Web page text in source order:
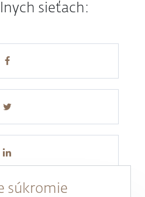
sieťach:
súkromie